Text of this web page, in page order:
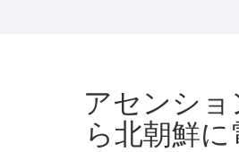
アセンシ
ら北朝鮮に